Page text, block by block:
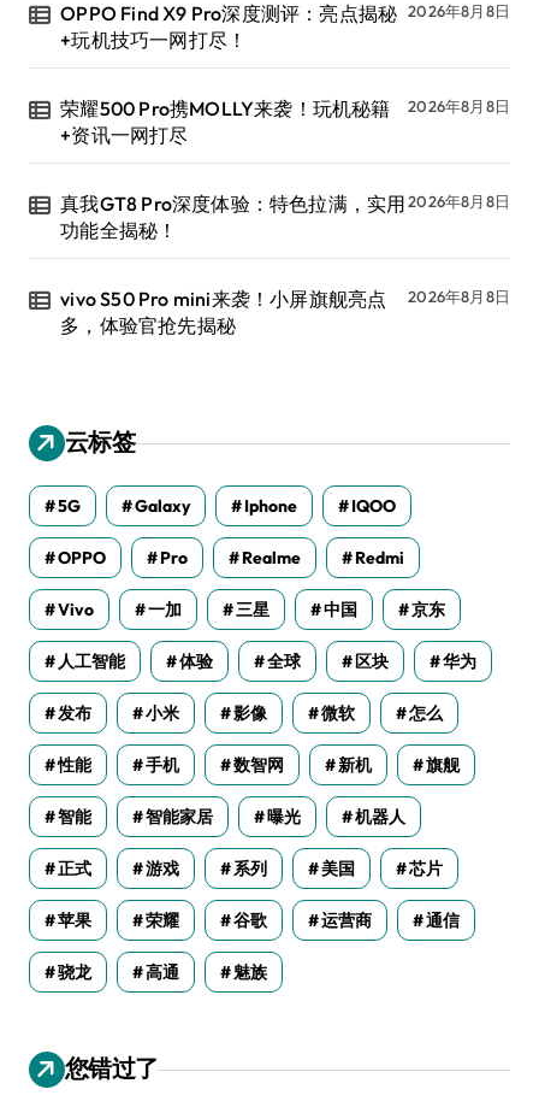
OPPO Find X9 Pro深度测评：亮点揭秘
+玩机技巧一网打尽！
2026年8月8日
荣耀500 Pro携MOLLY来袭！玩机秘籍
+资讯一网打尽
2026年8月8日
真我GT8 Pro深度体验：特色拉满，实用
功能全揭秘！
2026年8月8日
vivo S50 Pro mini来袭！小屏旗舰亮点
多，体验官抢先揭秘
2026年8月8日
云标签
5G Galaxy Iphone IQOO
OPPO Pro Realme Redmi
Vivo 一加 三星 中国 京东
人工智能 体验 全球 区块 华为
发布 小米 影像 微软 怎么
性能 手机 数智网 新机 旗舰
智能 智能家居 曝光 机器人
正式 游戏 系列 美国 芯片
苹果 荣耀 谷歌 运营商 通信
骁龙 高通 魅族
您错过了